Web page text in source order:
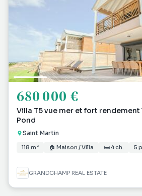
680 000 €
Villa T5 vue mer et fort
Pond
Saint Martin
118 m² 🏠 Maison / Villa 🛏 4 ch. 5
GRANDCHAMP REAL ESTATE